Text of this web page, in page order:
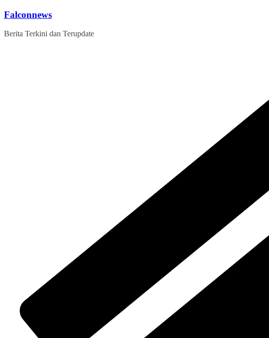
Skip
content
Falconnews
Berita Terkini dan Terupdate